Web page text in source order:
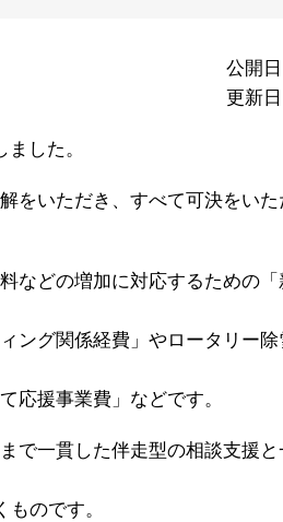
公開
更新
した。
いただき、すべて可決をいた
などの増加に対応するための
ング関係経費」やロータリー
応援事業費」などです。
で一貫した伴走型の相談支援
のです。